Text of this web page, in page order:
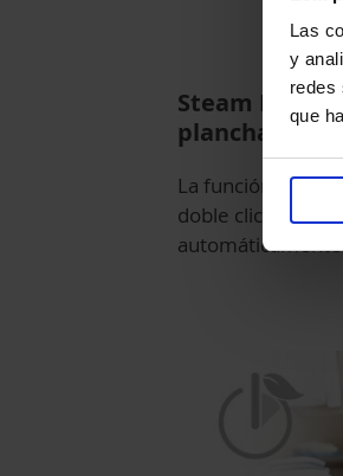
Las
y
redes
que
Steam
planchado
La función
doble clic: el